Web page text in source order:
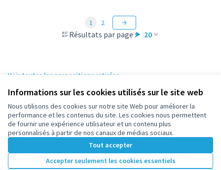
Informations sur les cookies utilisés sur le site web
Nous utilisons des cookies sur notre site Web pour améliorer la
performance et les contenus du site. Les cookies nous permettent
de fournir une expérience utilisateur et un contenu plus
personnalisés à partir de nos canaux de médias sociaux.
Tout accepter
Accepter seulement les cookies essentiels
Résultats par page : 20
1 2
Voir toutes les propositions retirées
Conditions d'utilisation
Paramètres des cookies
participez.nanterre.fr sur X
(Lien externe)
participez.nanterre.fr sur Facebook
participez.nanterre.fr sur Instagram
participez.nanterre.fr sur YouTube
(Lien externe)
participez.nanterre.fr sur GitHub
(Lien externe)